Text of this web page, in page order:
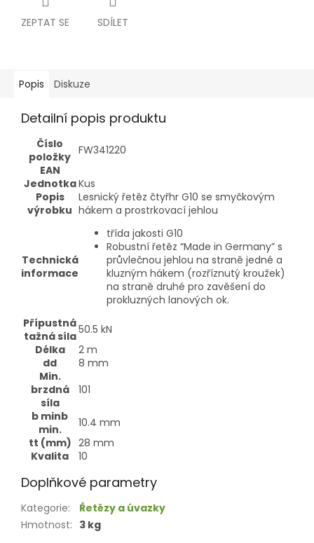
ZEPTAT SE SDÍLET
Popis Diskuze
Detailní popis produktu
Číslo
položky FW341220
EAN
JednotkaKus
Popis
výrobku
Lesnický řetěz čtyřhr G10 se smyčkovým
hákem a prostrkovací jehlou
Technická
informace
třída jakosti G10
Robustní řetěz “Made in Germany” s
průvlečnou jehlou na straně jedné a
kluzným hákem (rozříznutý kroužek)
na straně druhé pro zavěšení do
prokluzných lanových ok.
Přípustná
tažná síla50.5 kN
Délka
2 m
dd
8 mm
Min.
brzdná
síla
101
b minb
min.
10.4 mm
tt (mm) 28 mm
Kvalita
10
Doplňkové parametry
Kategorie:
Řetězy a úvazky
Hmotnost: 3 kg